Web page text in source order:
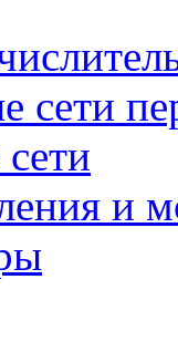
сети
и